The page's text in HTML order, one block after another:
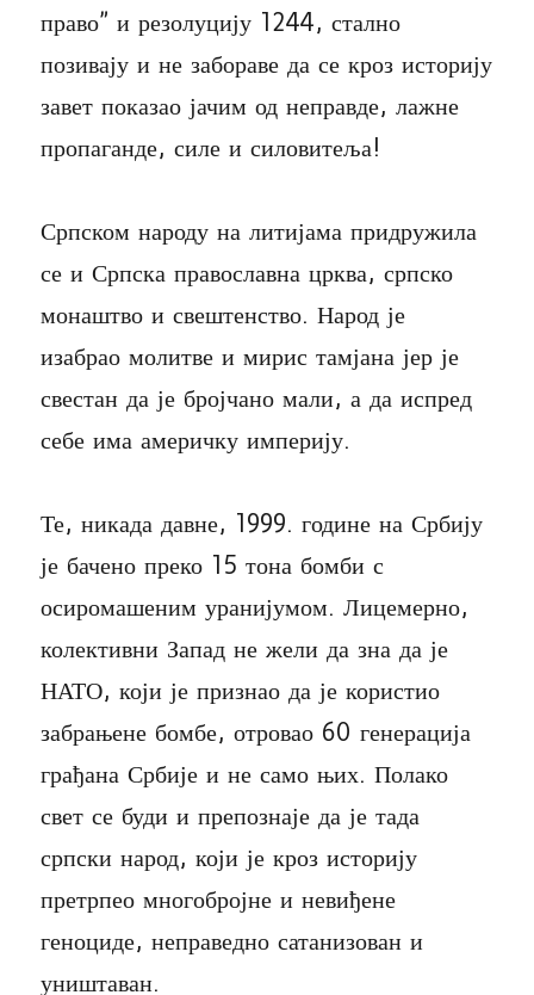
право” и резолуцију 1244, стално
позивају и не забораве да се кроз историју
завет показао јачим од неправде, лажне
пропаганде, силе и силовитеља!
Српском народу на литијама придружила
се и Српска православна црква, српско
монаштво и свештенство. Народ је
изабрао молитве и мирис тамјана јер је
свестан да је бројчано мали, а да испред
себе има америчку империју.
Те, никада давне, 1999. године на Србију
је бачено преко 15 тона бомби с
осиромашеним уранијумом. Лицемерно,
колективни Запад не жели да зна да је
НАТО, који је признао да је користио
забрањене бомбе, отровао 60 генерација
грађана Србије и не само њих. Полако
свет се буди и препознаје да је тада
српски народ, који је кроз историју
претрпео многобројне и невиђене
геноциде, неправедно сатанизован и
уништаван.